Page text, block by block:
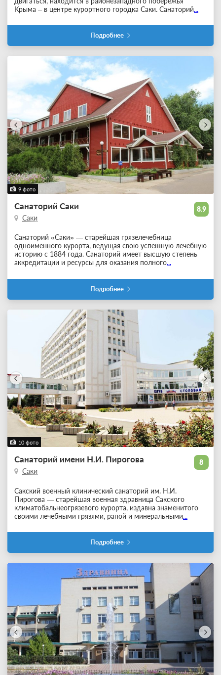
Крыма – в центре курортного городка Саки. Санаторий...
Подробнее
9 фото
8.9
Санаторий Саки
Саки
Санаторий «Саки» — старейшая грязелечебница
одноименного курорта, ведущая свою успешную лечебную
историю с 1884 года. Санаторий имеет высшую степень
аккредитации и ресурсы для оказания полного...
Подробнее
10 фото
8
Санаторий имени Н.И. Пирогова
Саки
Сакский военный клинический санаторий им. Н.И.
Пирогова — старейшая военная здравница Сакского
климатобальнеогрязевого курорта, издавна знаменитого
своими лечебными грязями, рапой и минеральными...
Подробнее